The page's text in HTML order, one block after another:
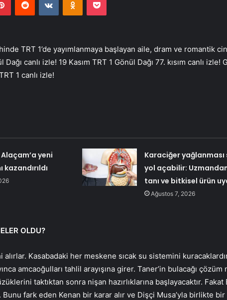
TRT 1’de yayımlanmaya başlayan aile, dram ve romantik
canlı izle! 19 Kasım TRT 1 Gönül Dağı 77. kısım canlı izle!
1 canlı izle!
yeni
Karaciğer yağlanması
yol açabilir:
tanı ve bitkisel ürün
Ağustos 7, 2026
OLDU?
alırlar. Kasabadaki her meskene sıcak su sistemini
amcaoğulları tahlil arayışına girer. Taner’in bulacağı çözüm
taktıktan sonra nişan hazırlıklarına başlayacaktır. Fakat
fark eden Kenan bir karar alır ve Dişçi Musa’yla birlikte bir